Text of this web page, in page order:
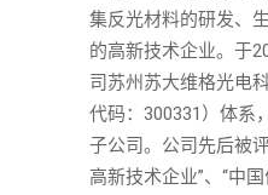
集反光材料的研发、
的高新技术企业。于
司苏州苏大维格光电
代码：300331）体系
子公司。公司先后被
高新技术企业”、“中